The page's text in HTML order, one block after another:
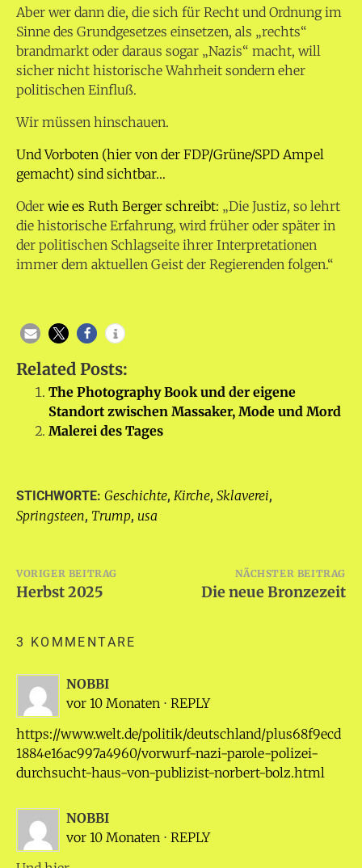
Aber wer dann die, die sich für Recht und Ordnung im
Sinne des Grundgesetzes einsetzen, als „rechts“
brandmarkt oder daraus sogar „Nazis“ macht, will
sicher nicht historische Wahrheit sondern eher
politischen Einfluß.
Wir müssen hinschauen.
Und Vorboten (hier von der FDP/Grüne/SPD Ampel
gemacht) sind sichtbar…
Oder wie es Ruth Berger schreibt: „Die Justiz, so lehrt
die historische Erfahrung, wird früher oder später in
der politischen Schlagseite ihrer Interpretationen
immer dem aktuellen Geist der Regierenden folgen.“
Related Posts:
The Photography Book und der eigene
Standort zwischen Massaker, Mode und Mord
Malerei des Tages
STICHWORTE: Geschichte, Kirche, Sklaverei,
Springsteen, Trump, usa
Beitragsnavigation
VORIGER BEITRAG
Herbst 2025
NÄCHSTER BEITRAG
Die neue Bronzezeit
3 KOMMENTARE
NOBBI
vor 10 Monaten ⋅ REPLY
https://www.welt.de/politik/deutschland/plus68f9ecd
1884e16ac997a4960/vorwurf-nazi-parole-polizei-
durchsucht-haus-von-publizist-norbert-bolz.html
NOBBI
vor 10 Monaten ⋅ REPLY